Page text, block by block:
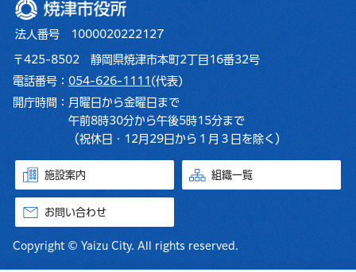
焼津市役所
法人番号 1000020222127
〒425-8502 静岡県焼津市本町2丁目16番32号
電話番号： 054-626-1111 (代表)
開庁時間： 月曜日から金曜日まで
午前8時30分から午後5時15分まで
（祝休日・12月29日から１月３日を除く）
施設案内 組織一覧
お問い合わせ
Copyright © Yaizu City. All rights reserved.